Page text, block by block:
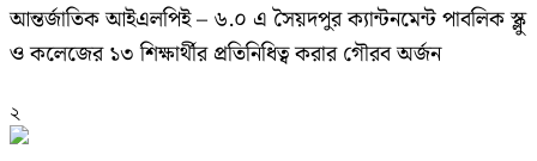
আন্তর্জাতিক আইএলপিই – ৬.০ এ সৈয়দপুর ক্যান্টনমেন্ট পাবলিক স্ক্লু
ও কলেজের ১৩ শিক্ষার্থীর প্রতিনিধিত্ব করার গৌরব অর্জন
২